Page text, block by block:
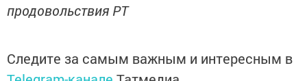
продовольствия РТ
Следите за самым важным и интересным в